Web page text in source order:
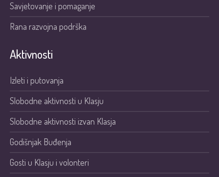
Savjetovanje i pomaganje
Rana razvojna podrška
Aktivnosti
Izleti i putovanja
Slobodne aktivnosti u Klasju
Slobodne aktivnosti izvan Klasja
Godišnjak Buđenja
Gosti u Klasju i volonteri